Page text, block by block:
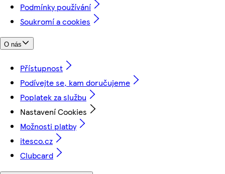
Podmínky používání
Soukromí a cookies
O nás
Přístupnost
Podívejte se, kam doručujeme
Poplatek za službu
Nastavení Cookies
Možnosti platby
itesco.cz
Clubcard